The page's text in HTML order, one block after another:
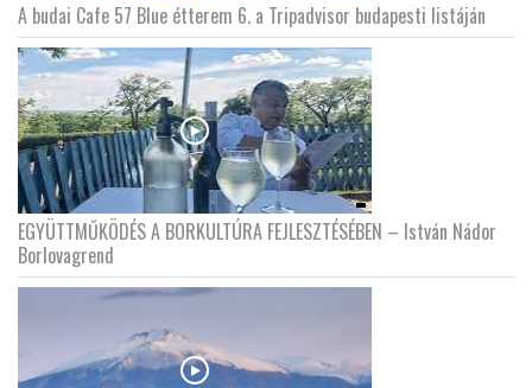
A budai Cafe 57 Blue étterem 6. a Tripadvisor budapesti listáján
EGYÜTTMŰKÖDÉS A BORKULTÚRA FEJLESZTÉSÉBEN – István Nádor
Borlovagrend